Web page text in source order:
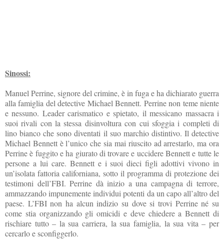
Sinossi:
Manuel Perrine, signore del crimine, è in fuga e ha dichiarato guerra
alla famiglia del detective Michael Bennett. Perrine non teme niente
e nessuno. Leader carismatico e spietato, il messicano massacra i
suoi rivali con la stessa disinvoltura con cui sfoggia i completi di
lino bianco che sono diventati il suo marchio distintivo. Il detective
Michael Bennett è l’unico che sia mai riuscito ad arrestarlo, ma ora
Perrine è fuggito e ha giurato di trovare e uccidere Bennett e tutte le
persone a lui care. Bennett e i suoi dieci figli adottivi vivono in
un’isolata fattoria californiana, sotto il programma di protezione dei
testimoni dell’FBI. Perrine dà inizio a una campagna di terrore,
ammazzando impunemente individui potenti da un capo all’altro del
paese. L’FBI non ha alcun indizio su dove si trovi Perrine né su
come stia organizzando gli omicidi e deve chiedere a Bennett di
rischiare tutto – la sua carriera, la sua famiglia, la sua vita – per
cercarlo e sconfiggerlo.